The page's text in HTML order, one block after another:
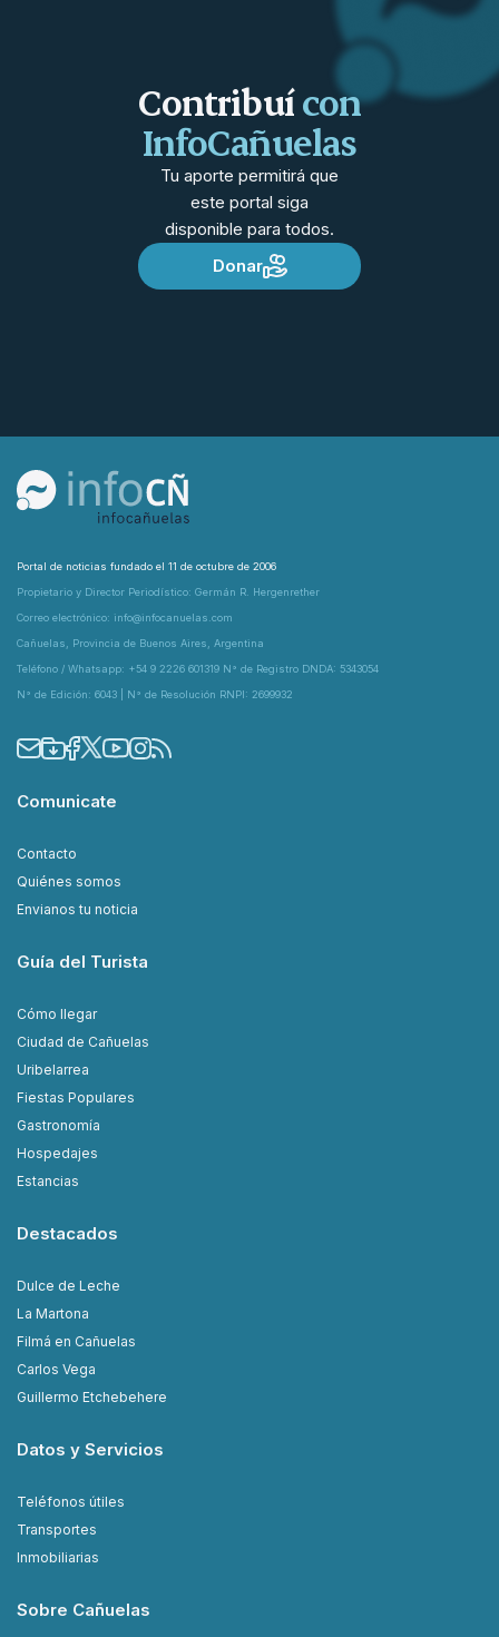
Contribuícon
InfoCañuelas
Tu aporte permitirá que
este portal siga
disponible para todos.
Donar
Portal de noticias fundado el 11 de octubre de 2006
Propietario y Director Periodístico: Germán R. Hergenrether
Correo electrónico: info@infocanuelas.com
Cañuelas, Provincia de Buenos Aires, Argentina
Teléfono / Whatsapp: +54 9 2226 601319 N° de Registro DNDA: 5343054
N° de Edición: 6043 | N° de Resolución RNPI: 2699932
Comunicate
Contacto
Quiénes somos
Envianos tu noticia
Guía del Turista
Cómo llegar
Ciudad de Cañuelas
Uribelarrea
Fiestas Populares
Gastronomía
Hospedajes
Estancias
Destacados
Dulce de Leche
La Martona
Filmá en Cañuelas
Carlos Vega
Guillermo Etchebehere
Datos y Servicios
Teléfonos útiles
Transportes
Inmobiliarias
Sobre Cañuelas